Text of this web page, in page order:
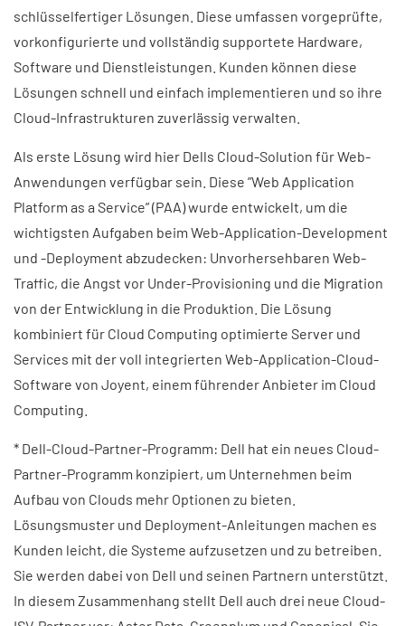
schlüsselfertiger Lösungen. Diese umfassen vorgeprüfte,
vorkonfigurierte und vollständig supportete Hardware,
Software und Dienstleistungen. Kunden können diese
Lösungen schnell und einfach implementieren und so ihre
Cloud-Infrastrukturen zuverlässig verwalten.
Als erste Lösung wird hier Dells Cloud-Solution für Web-
Anwendungen verfügbar sein. Diese ”Web Application
Platform as a Service” (PAA) wurde entwickelt, um die
wichtigsten Aufgaben beim Web-Application-Development
und -Deployment abzudecken: Unvorhersehbaren Web-
Traffic, die Angst vor Under-Provisioning und die Migration
von der Entwicklung in die Produktion. Die Lösung
kombiniert für Cloud Computing optimierte Server und
Services mit der voll integrierten Web-Application-Cloud-
Software von Joyent, einem führender Anbieter im Cloud
Computing.
* Dell-Cloud-Partner-Programm: Dell hat ein neues Cloud-
Partner-Programm konzipiert, um Unternehmen beim
Aufbau von Clouds mehr Optionen zu bieten.
Lösungsmuster und Deployment-Anleitungen machen es
Kunden leicht, die Systeme aufzusetzen und zu betreiben.
Sie werden dabei von Dell und seinen Partnern unterstützt.
In diesem Zusammenhang stellt Dell auch drei neue Cloud-